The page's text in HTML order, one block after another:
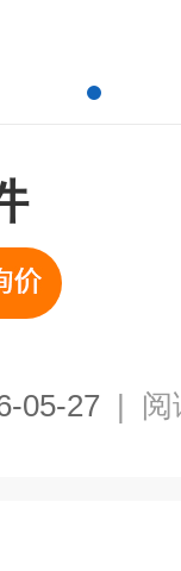
05-27 | 阅